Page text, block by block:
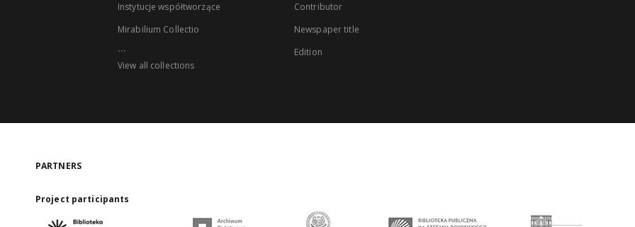
Instytucje współtworzące
Mirabilium Collectio
...
View all collections
Contributor
Newspaper title
Edition
PARTNERS
Project participants